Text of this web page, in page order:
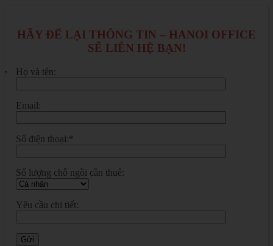
.
HÃY ĐỂ LẠI THÔNG TIN – HANOI OFFICE
SẼ LIÊN HỆ BẠN!
Họ và tên:
Email:
Số điện thoại:*
Số lượng chỗ ngồi cần thuê:
Yêu cầu chi tiết: